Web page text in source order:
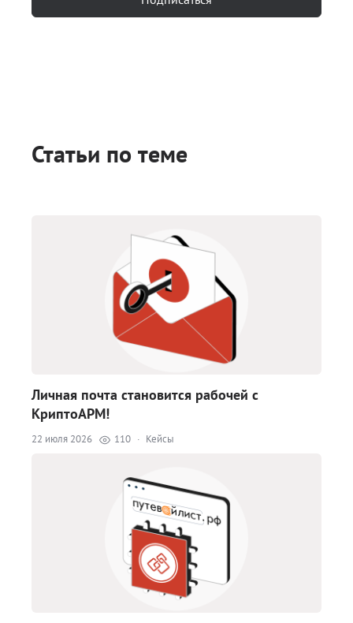
Статьи по теме
Личная почта становится рабочей с
КриптоАРМ!
22 июля 2026 110 · Кейсы